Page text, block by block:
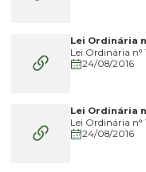
Lei Ordinária
Lei Ordinária n°
24/08/2016
Lei Ordinária
Lei Ordinária n°
24/08/2016